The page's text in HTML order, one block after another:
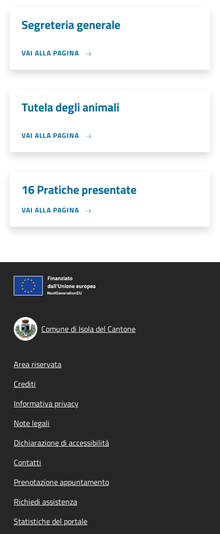
Segreteria generale
VAI ALLA PAGINA
Tutela degli animali
VAI ALLA PAGINA
16 Pratiche presentate
VAI ALLA PAGINA
Comune di Isola del Cantone
Footer menu
Area riservata
Crediti
Informativa privacy
Note legali
Dichiarazione di accessibilità
Contatti
Prenotazione appuntamento
Richiedi assistenza
Statistiche del portale